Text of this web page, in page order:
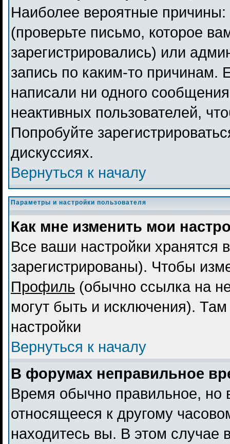
Наиболее вероятные
(проверьте письмо, которое
зарегистрировались) или
запись по каким-то причинам.
написали ни одного
неактивных пользователей,
Попробуйте
дискуссиях.
Вернуться к началу
Параметры и настройки пользователя
Как мне изменить мои
Все ваши настройки хранятся
зарегистрированы). Чтобы
Профиль (обычно ссылка на
могут быть и исключения).
настройки
Вернуться к началу
В форумах неправильное
Время обычно правильное, но
относящееся к другому
находитесь вы. В этом случае